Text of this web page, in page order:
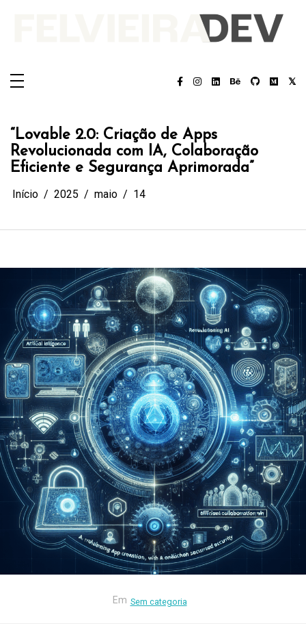
Felvieira.dev
“Lovable 2.0: Criação de Apps
Revolucionada com IA, Colaboração
Eficiente e Segurança Aprimorada”
Início 2025 maio 14
Em Sem categoria